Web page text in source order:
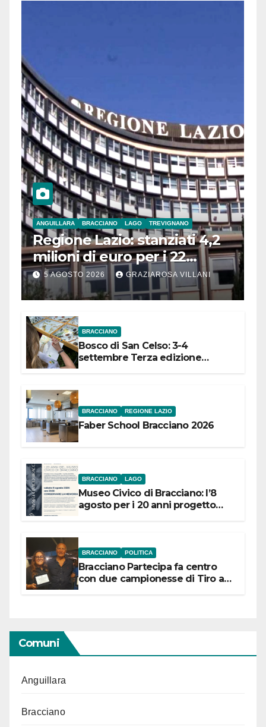
ANGUILLARA BRACCIANO LAGO TREVIGNANO
Regione Lazio: stanziati 4,2
milioni di euro per i 22
Comuni dell’Etruria
Meridionale
5 AGOSTO 2026 GRAZIAROSA VILLANI
BRACCIANO
Bosco di San Celso: 3-4
settembre Terza edizione
BRACCIANO REGIONE LAZIO
Faber School Bracciano 2026
BRACCIANO LAGO
Museo Civico di Bracciano: l’8
agosto per i 20 anni progetto
BRACCIANO POLITICA
Bracciano Partecipa fa centro
con due campionesse di Tiro a
Comuni
Anguillara
Bracciano